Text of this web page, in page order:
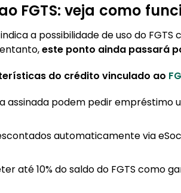
FGTS: veja como
a possibilidade de uso do
este ponto ainda passará
do crédito vinculado ao
assinada podem pedir empréstimo
automaticamente via
até 10% do saldo do FGTS como